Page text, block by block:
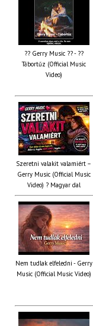
?? Gerry Music ?? - ??
Tábortűz (Official Music
Video)
Szeretni valakit valamiért –
Gerry Music (Official Music
Video) ? Magyar dal
Nem tudlak elfeledni - Gerry
Music (Official Music Video)